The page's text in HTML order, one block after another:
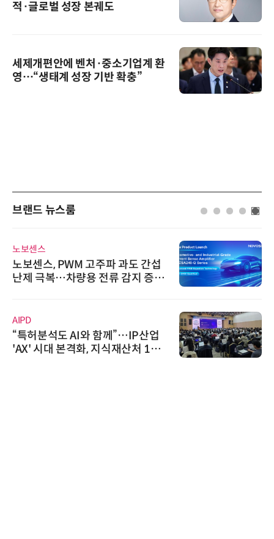
적·글로벌 성장 본궤도
세제개편안에 벤처·중소기업계 환
영…“생태계 성장 기반 확충”
브랜드 뉴스룸
노보센스
노보센스, PWM 고주파 과도 간섭
난제 극복…차량용 전류 감지 증폭
AIPD
“특허분석도 AI와 함께”…IP산업
'AX' 시대 본격화, 지식재산처 1호